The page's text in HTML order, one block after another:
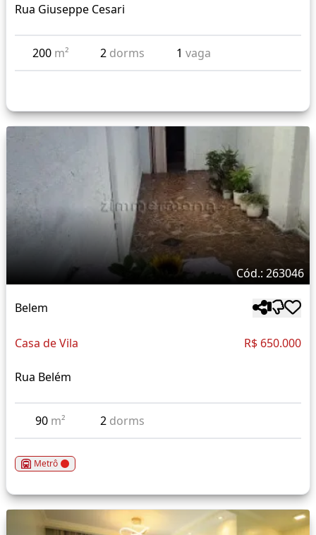
Rua Giuseppe Cesari
200 m² 2 dorms 1vaga
Cód.: 263046
Belem
Casa de Vila R$ 650.000
Rua Belém
90 m² 2 dorms
Metrô